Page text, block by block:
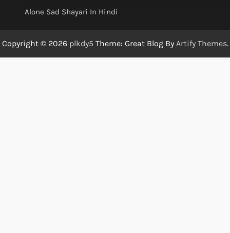
Alone Sad Shayari In Hindi
Copyright © 2026 plkdy5 Theme: Great Blog By Artify Themes.